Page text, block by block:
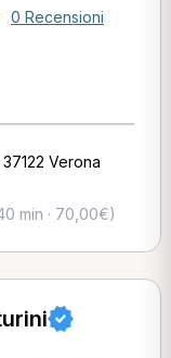
0 Recensioni
Verona
min · 70,00€)